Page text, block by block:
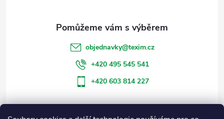
objednavky@texim.cz
+420 495 545 541
+420 603 814 227